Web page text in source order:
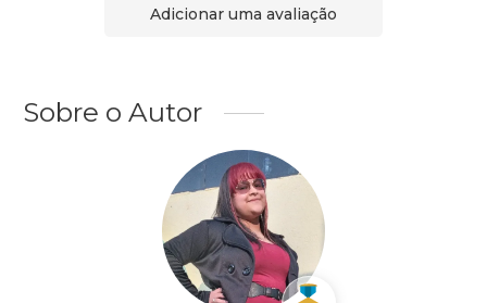
Adicionar uma avaliação
Sobre o Autor